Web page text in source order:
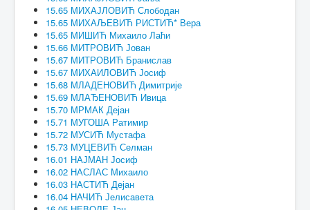
15.65 МИХАЈЛОВИЋ Слободан
15.65 МИХАЉЕВИЋ РИСТИЋ* Вера
15.65 МИШИЋ Михаило Лаћи
15.66 МИТРОВИЋ Јован
15.67 МИТРОВИЋ Бранислав
15.67 МИХАИЛОВИЋ Јосиф
15.68 МЛАДЕНОВИЋ Димитрије
15.69 МЛАЂЕНОВИЋ Ивица
15.70 МРМАК Дејан
15.71 МУГОША Ратимир
15.72 МУСИЋ Мустафа
15.73 МУЦЕВИЋ Селман
16.01 НАЈМАН Јосиф
16.02 НАСЛАС Михаило
16.03 НАСТИЋ Дејан
16.04 НАЧИЋ Јелисавета